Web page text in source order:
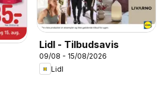
Lidl - Tilbudsavis
09/08 - 15/08/2026
Lidl